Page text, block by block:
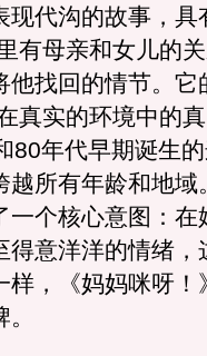
现代沟的故事，具
有母亲和女儿的
他找回的情节。它
真实的环境中的
80年代早期诞生
越所有年龄和地域
一个核心意图：在
得意洋洋的情绪，
样，《妈妈咪呀！